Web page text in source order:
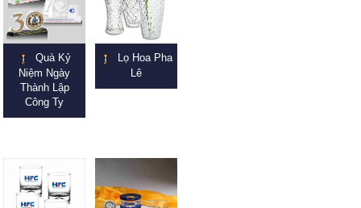
Quà Kỷ
Niệm Ngày
Thành Lập
Công Ty
Lọ Hoa Pha
Lê